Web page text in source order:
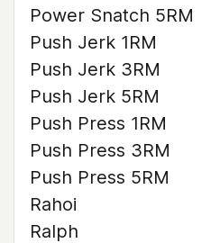
Power Snatch 5RM
Push Jerk 1RM
Push Jerk 3RM
Push Jerk 5RM
Push Press 1RM
Push Press 3RM
Push Press 5RM
Rahoi
Ralph